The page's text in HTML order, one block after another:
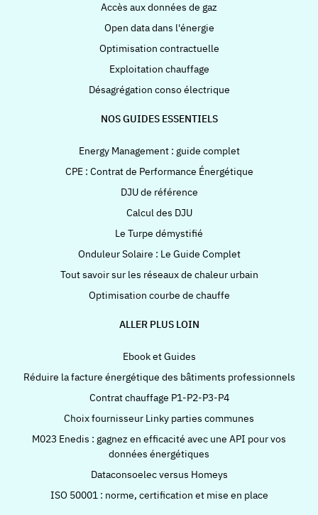
Accès aux données de gaz
Open data dans l'énergie
Optimisation contractuelle
Exploitation chauffage
Désagrégation conso électrique
NOS GUIDES ESSENTIELS
Energy Management : guide complet
CPE : Contrat de Performance Énergétique
DJU de référence
Calcul des DJU
Le Turpe démystifié
Onduleur Solaire : Le Guide Complet
Tout savoir sur les réseaux de chaleur urbain
Optimisation courbe de chauffe
ALLER PLUS LOIN
Ebook et Guides
Réduire la facture énergétique des bâtiments professionnels
Contrat chauffage P1-P2-P3-P4
Choix fournisseur Linky parties communes
M023 Enedis : gagnez en efficacité avec une API pour vos
données énergétiques
Dataconsoelec versus Homeys
ISO 50001 : norme, certification et mise en place